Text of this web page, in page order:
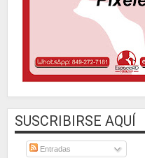
SUSCRIBIRSE AQUÍ
Entradas